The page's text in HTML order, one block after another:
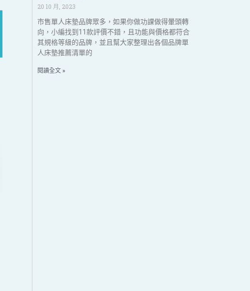
20 10 月, 2023
市售單人床墊品牌眾多，如果你做功課做得暈頭轉
向，小編找到11款評價不錯，且功能與價格都符合
其規格等級的品牌，並且幫大家整理出各個品牌單
人床墊推薦清單的
閱讀全文 »